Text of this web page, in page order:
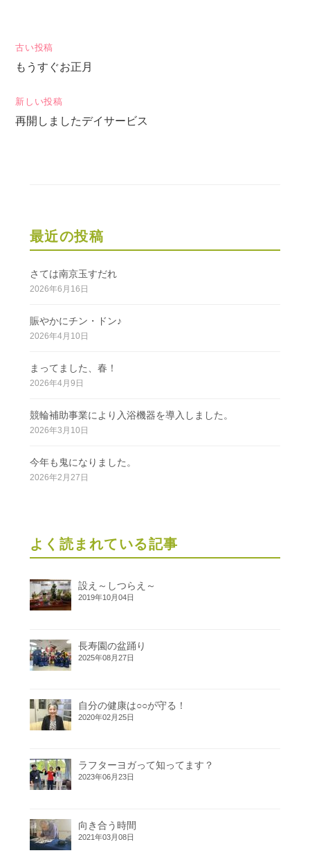
投
稿
ビ
古い投稿
もうすぐお正月
新しい投稿
再開しましたデイサービス
最近の投稿
さては南京玉すだれ
2026年6月16日
賑やかにチン・ドン♪
2026年4月10日
まってました、春！
2026年4月9日
競輪補助事業により入浴機器を導入しました。
2026年3月10日
今年も鬼になりました。
2026年2月27日
よく読まれている記事
設え～しつらえ～
2019年10月04日
長寿園の盆踊り
2025年08月27日
自分の健康は○○が守る！
2020年02月25日
ラフターヨガって知ってます？
2023年06月23日
向き合う時間
2021年03月08日